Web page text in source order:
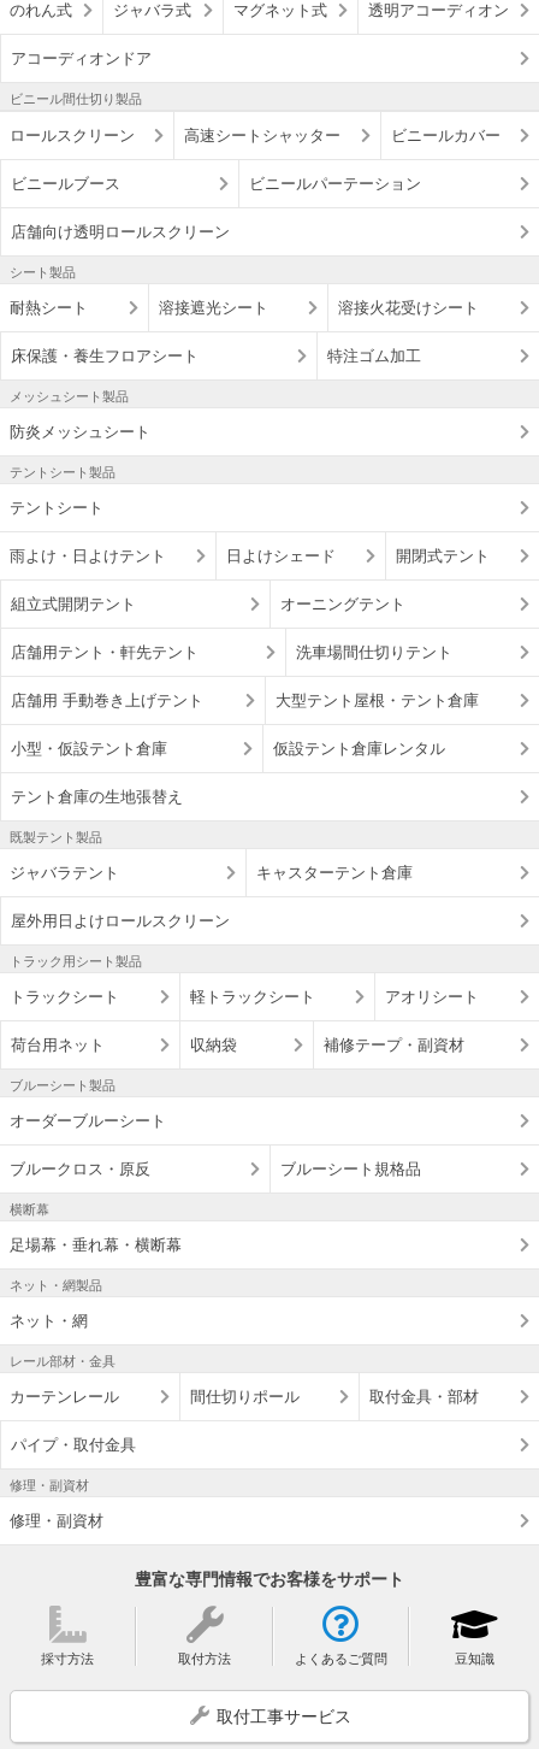
のれん式 ジャバラ式 マグネット式 透明アコーディオン
アコーディオンドア
ビニール間仕切り製品
ロールスクリーン 高速シートシャッター ビニールカバー
ビニールブース ビニールパーテーション
店舗向け透明ロールスクリーン
シート製品
耐熱シート 溶接遮光シート 溶接火花受けシート
床保護・養生フロアシート 特注ゴム加工
メッシュシート製品
防炎メッシュシート
テントシート製品
テントシート
雨よけ・日よけテント 日よけシェード 開閉式テント
組立式開閉テント オーニングテント
店舗用テント・軒先テント 洗車場間仕切りテント
店舗用 手動巻き上げテント 大型テント屋根・テント倉庫
小型・仮設テント倉庫 仮設テント倉庫レンタル
テント倉庫の生地張替え
既製テント製品
ジャバラテント キャスターテント倉庫
屋外用日よけロールスクリーン
トラック用シート製品
トラックシート 軽トラックシート アオリシート
荷台用ネット 収納袋 補修テープ・副資材
ブルーシート製品
オーダーブルーシート
ブルークロス・原反 ブルーシート規格品
横断幕
足場幕・垂れ幕・横断幕
ネット・網製品
ネット・網
レール部材・金具
カーテンレール 間仕切りポール 取付金具・部材
パイプ・取付金具
修理・副資材
修理・副資材
豊富な専門情報でお客様をサポート
採寸方法 取付方法 よくあるご質問 豆知識
取付工事サービス